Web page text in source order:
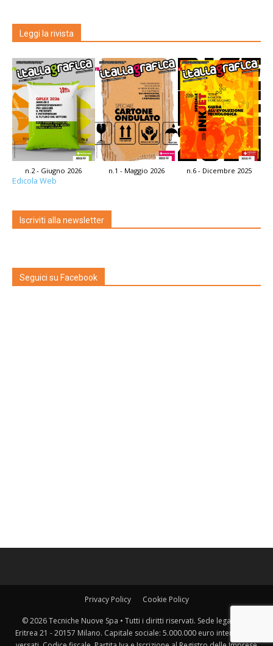
Leggi la rivista
n.2 - Giugno 2026 n.1 - Maggio 2026 n.6 - Dicembre 2025
Edicola Web
Iscriviti alla newsletter
Seguici su Facebook
Privacy Policy Cookie Policy
© 2026 Tecniche Nuove Spa • Tutti i diritti riservati. Sede legale: Via
Eritrea 21 - 20157 Milano. Capitale sociale: 5.000.000 euro interamente